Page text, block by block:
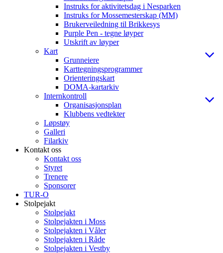
Instruks for aktivitetsdag i Nesparken
Instruks for Mossemesterskap (MM)
Brukerveiledning til Brikkesys
Purple Pen - tegne løyper
Utskrift av løyper
Kart
Grunneiere
Karttegningsprogrammer
Orienteringskart
DOMA-kartarkiv
Internkontroll
Organisasjonsplan
Klubbens vedtekter
Løpstøy
Galleri
Filarkiv
Kontakt oss
Kontakt oss
Styret
Trenere
Sponsorer
TUR-O
Stolpejakt
Stolpejakt
Stolpejakten i Moss
Stolpejakten i Våler
Stolpejakten i Råde
Stolpejakten i Vestby